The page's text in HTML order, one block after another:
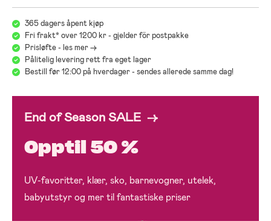
365 dagers åpent kjøp
Fri frakt* over 1200 kr - gjelder för postpakke
Prisløfte - les mer ->
Pålitelig levering rett fra eget lager
Bestill før 12:00 på hverdager - sendes allerede samme dag!
End of Season SALE →
Opptil 50 %
UV-favoritter, klær, sko, barnevogner, utelek,
babyutstyr og mer til fantastiske priser